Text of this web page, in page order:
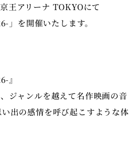
王アリーナ TOKYOにて
を開催いたします。
』
ジャンルを越えて名作映画の音
出の感情を呼び起こすような体